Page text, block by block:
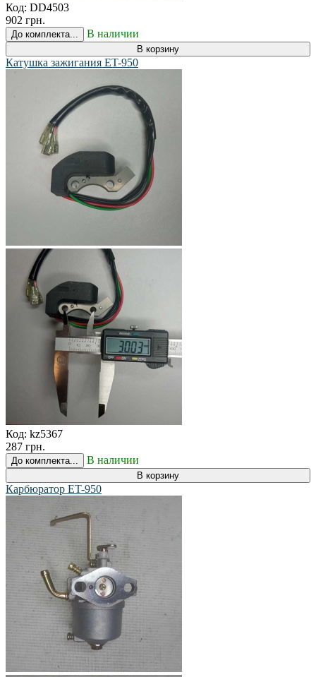
Код: DD4503
902 грн.
До комплекта... В наличии
В корзину
Катушка зажигания ET-950
Код: kz5367
287 грн.
До комплекта... В наличии
В корзину
Карбюратор ET-950